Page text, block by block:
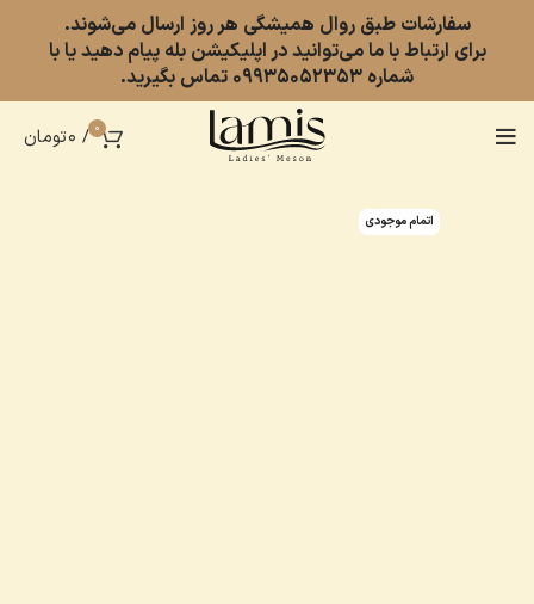
0
/
0تومان
اتمام موجودی
سفارشات طبق روال همیشگی هر روز ارسال می‌شوند.
برای ارتباط با ما می‌توانید در اپلیکیشن بله پیام دهید یا با
شماره 09935052353 تماس بگیرید.